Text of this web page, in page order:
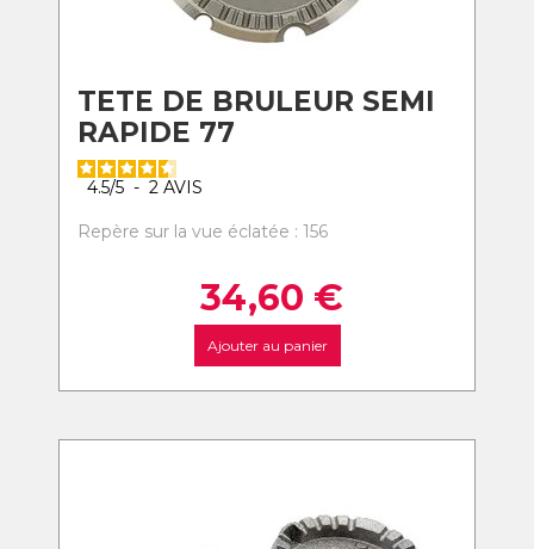
TETE DE BRULEUR SEMI
RAPIDE 77
4.5/5 - 2 AVIS
Repère sur la vue éclatée : 156
34,60 €
Ajouter au panier